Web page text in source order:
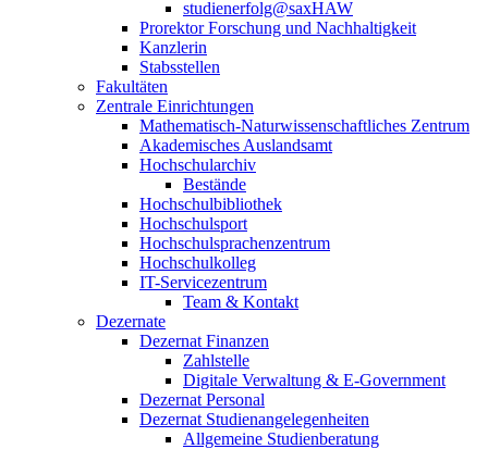
studienerfolg@saxHAW
Prorektor Forschung und Nachhaltigkeit
Kanzlerin
Stabsstellen
Fakultäten
Zentrale Einrichtungen
Mathematisch-Naturwissenschaftliches Zentrum
Akademisches Auslandsamt
Hochschularchiv
Bestände
Hochschulbibliothek
Hochschulsport
Hochschulsprachenzentrum
Hochschulkolleg
IT-Servicezentrum
Team & Kontakt
Dezernate
Dezernat Finanzen
Zahlstelle
Digitale Verwaltung & E-Government
Dezernat Personal
Dezernat Studienangelegenheiten
Allgemeine Studienberatung